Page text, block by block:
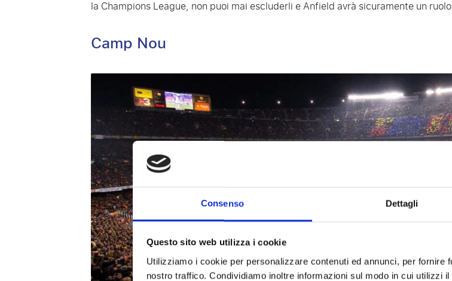
Consenso Dettagli
Questo sito web utilizza i cookie
Utilizziamo i cookie per personalizzare contenuti ed annunci, per fornire
nostro traffico. Condividiamo inoltre informazioni sul modo in cui utilizzi
la Champions League, non puoi mai escluderli e Anfield avrà sicuramente un
Camp Nou